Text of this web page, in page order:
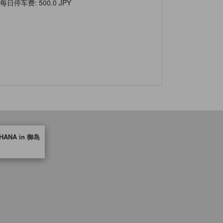
每日停车费: 500.0 JPY
in 御岛
三方平台提供，仅作为住宿舒适度、设施服务等方面的水平参考。